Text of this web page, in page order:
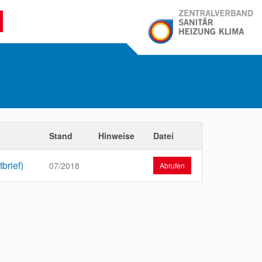
Stand Hinweise Datei
07/2018 Abrufen